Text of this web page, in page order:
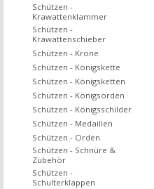
Schützen -
Krawattenklammer
Schützen -
Krawattenschieber
Schützen - Krone
Schützen - Königskette
Schützen - Königsketten
Schützen - Königsorden
Schützen - Königsschilder
Schützen - Medaillen
Schützen - Orden
Schützen - Schnüre &
Zubehör
Schützen -
Schulterklappen